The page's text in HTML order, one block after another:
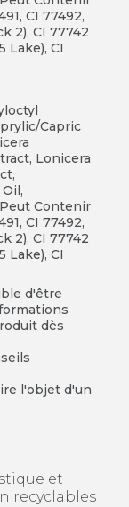
CI 77492,
2), CI 77742
Lake), CI
Capric
Lonicera
Contenir
CI 77492,
2), CI 77742
Lake), CI
d'être
dès
l'objet d'un
et
recyclables